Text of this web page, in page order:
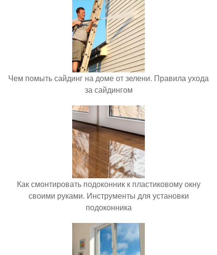
Чем помыть сайдинг на доме от зелени. Правила ухода
за сайдингом
Как смонтировать подоконник к пластиковому окну
своими руками. Инструменты для установки
подоконника